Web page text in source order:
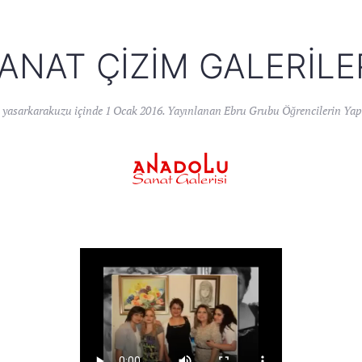
ÇIZIM
yasarkarakuzu içinde 1 Ocak 2016. Yayınlanan Ebru Grubu Öğrencilerin